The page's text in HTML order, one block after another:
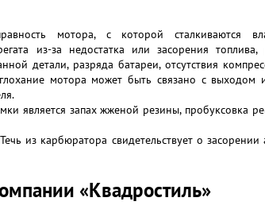
мотора, с которой сталкиваются
из-за недостатка или засорения топлива,
детали, разряда батареи, отсутствия
мотора может быть связано с выходом
является запах жженой резины, пробуксовка
из карбюратора свидетельствует о засорении
«Квадростиль»